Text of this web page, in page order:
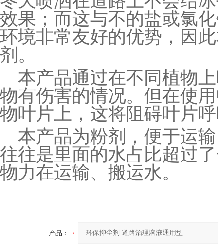
效果；而这与不的盐或氯
环境非常友好的优势，因
剂。
本产品通过在不同植物
物有伤害的情况。但在使
物叶片上，这将阻碍叶片
本产品为粉剂，便于运
往往是里面的水占比超过
物力在运输、搬运水。
产品：